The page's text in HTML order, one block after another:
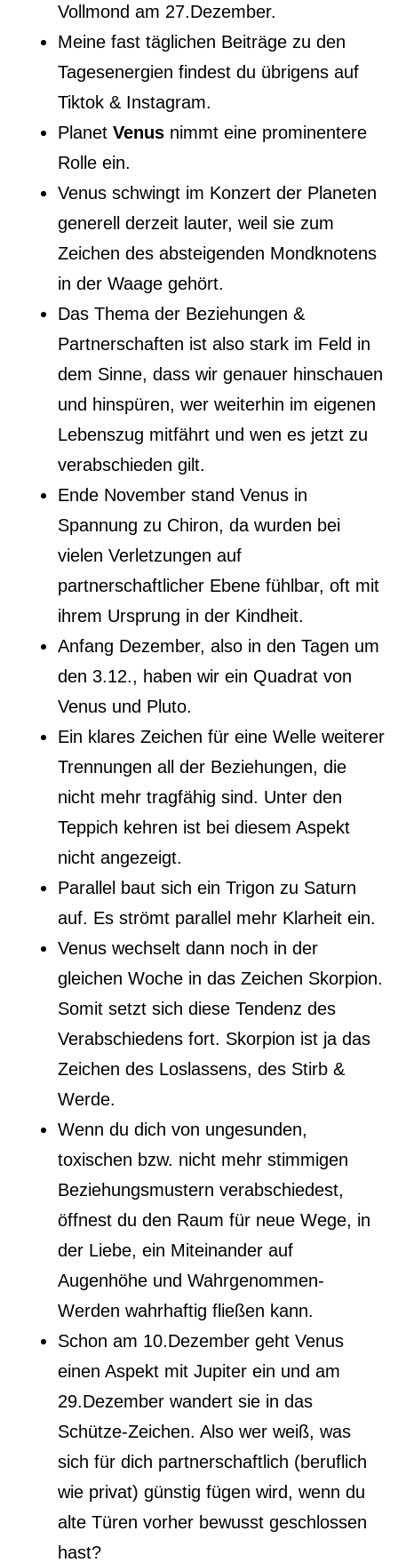
Vollmond am 27.Dezember.
Meine fast täglichen Beiträge zu den
Tagesenergien findest du übrigens auf
Tiktok & Instagram.
Planet Venus nimmt eine prominentere
Rolle ein.
Venus schwingt im Konzert der Planeten
generell derzeit lauter, weil sie zum
Zeichen des absteigenden Mondknotens
in der Waage gehört.
Das Thema der Beziehungen &
Partnerschaften ist also stark im Feld in
dem Sinne, dass wir genauer hinschauen
und hinspüren, wer weiterhin im eigenen
Lebenszug mitfährt und wen es jetzt zu
verabschieden gilt.
Ende November stand Venus in
Spannung zu Chiron, da wurden bei
vielen Verletzungen auf
partnerschaftlicher Ebene fühlbar, oft mit
ihrem Ursprung in der Kindheit.
Anfang Dezember, also in den Tagen um
den 3.12., haben wir ein Quadrat von
Venus und Pluto.
Ein klares Zeichen für eine Welle weiterer
Trennungen all der Beziehungen, die
nicht mehr tragfähig sind. Unter den
Teppich kehren ist bei diesem Aspekt
nicht angezeigt.
Parallel baut sich ein Trigon zu Saturn
auf. Es strömt parallel mehr Klarheit ein.
Venus wechselt dann noch in der
gleichen Woche in das Zeichen Skorpion.
Somit setzt sich diese Tendenz des
Verabschiedens fort. Skorpion ist ja das
Zeichen des Loslassens, des Stirb &
Werde.
Wenn du dich von ungesunden,
toxischen bzw. nicht mehr stimmigen
Beziehungsmustern verabschiedest,
öffnest du den Raum für neue Wege, in
der Liebe, ein Miteinander auf
Augenhöhe und Wahrgenommen-
Werden wahrhaftig fließen kann.
Schon am 10.Dezember geht Venus
einen Aspekt mit Jupiter ein und am
29.Dezember wandert sie in das
Schütze-Zeichen. Also wer weiß, was
sich für dich partnerschaftlich (beruflich
wie privat) günstig fügen wird, wenn du
alte Türen vorher bewusst geschlossen
hast?